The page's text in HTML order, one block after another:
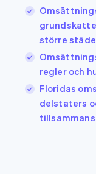
större
regler och
Floridas
delstaters
tillsammans
English
Irland
English
Italien
ItalianoEnglish
Japan
日本語
Kanada
EnglishFrançais
Kroatien